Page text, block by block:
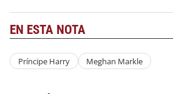
EN ESTA NOTA
Príncipe Harry Meghan Markle